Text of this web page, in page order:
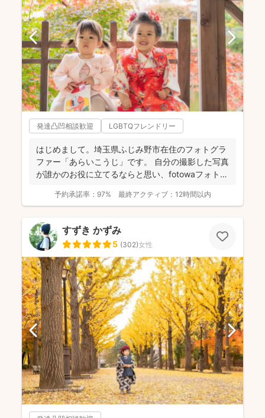
発達凸凹相談歓迎 LGBTQフレンドリー
はじめまして。埼玉県ふじみ野市在住のフォトグラ
ファー「あらいこうじ」です。 自分の撮影した写真
が誰かのお役に立てるならと思い、fotowaフォトグ
予約承諾率： 97% 最終アクティブ： 12時間以内
すずき かずみ
5 (302)女性